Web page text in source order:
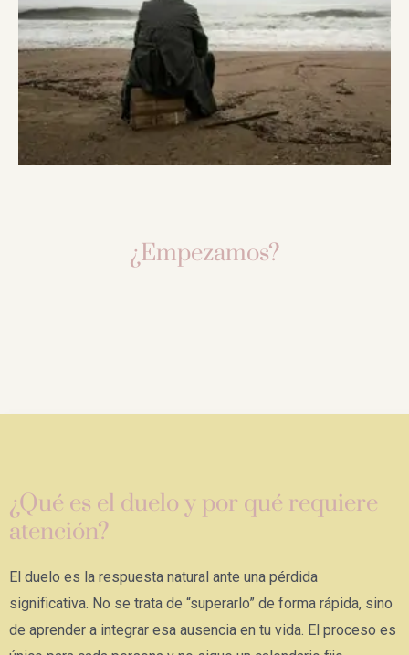
¿Empezamos?
¿Qué es el duelo y por qué requiere
atención?
El duelo es la respuesta natural ante una pérdida
significativa. No se trata de “superarlo” de forma rápida, sino
de aprender a integrar esa ausencia en tu vida. El proceso es